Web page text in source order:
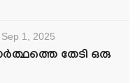
Sep 1, 2025
തേടി ഒരു